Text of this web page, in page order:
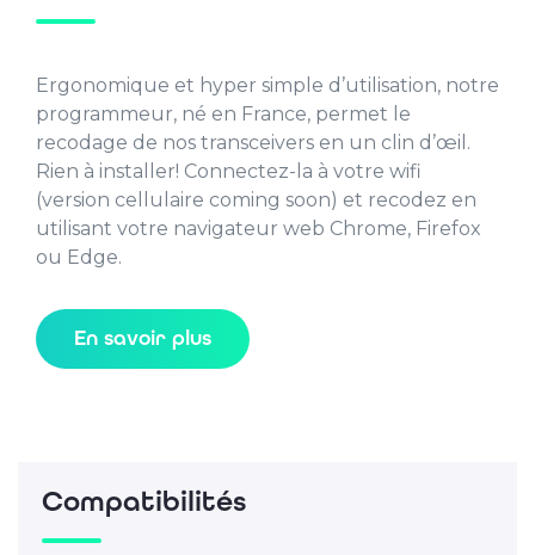
Ergonomique et hyper simple d’utilisation, notre
programmeur, né en France, permet le
recodage de nos transceivers en un clin d’œil.
Rien à installer! Connectez-la à votre wifi
(version cellulaire coming soon) et recodez en
utilisant votre navigateur web Chrome, Firefox
ou Edge.
En savoir plus
Compatibilités